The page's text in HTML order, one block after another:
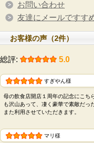
お問い合わせ
友達にメールですす
お客様の声（2件）
総評: 5.0
すぎやん様
母の飲食店開店１周年の記念にこち
も沢山あって、凄く豪華で素敵だっ
また利用させていただきます。
マリ様